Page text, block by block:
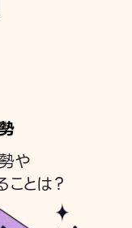
や
ことは？